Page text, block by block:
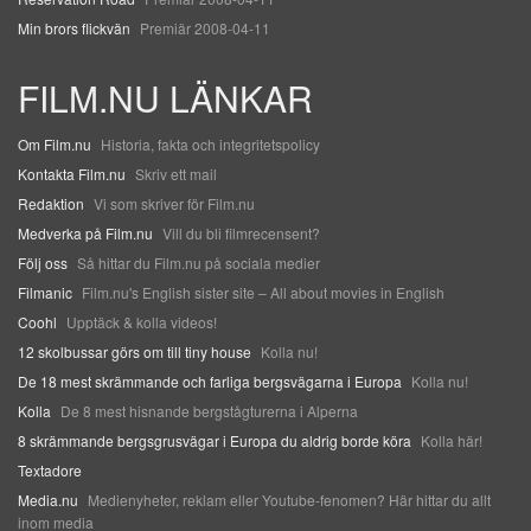
Min brors flickvän Premiär 2008-04-11
FILM.NU LÄNKAR
Om Film.nu Historia, fakta och integritetspolicy
Kontakta Film.nu Skriv ett mail
Redaktion Vi som skriver för Film.nu
Medverka på Film.nu Vill du bli filmrecensent?
Följ oss Så hittar du Film.nu på sociala medier
Filmanic Film.nu's English sister site – All about movies in English
Coohl Upptäck & kolla videos!
12 skolbussar görs om till tiny house Kolla nu!
De 18 mest skrämmande och farliga bergsvägarna i Europa Kolla nu!
Kolla De 8 mest hisnande bergstågturerna i Alperna
8 skrämmande bergsgrusvägar i Europa du aldrig borde köra Kolla här!
Textadore
Media.nu Medienyheter, reklam eller Youtube-fenomen? Här hittar du allt
inom media